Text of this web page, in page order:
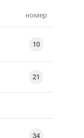
номер
10
21
34